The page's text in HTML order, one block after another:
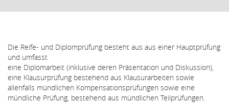
Die Reife- und Diplomprüfung besteht aus aus einer Hauptprüfung
und umfasst
eine Diplomarbeit (inklusive deren Präsentation und Diskussion),
eine Klausurprüfung bestehend aus Klausurarbeiten sowie
allenfalls mündlichen Kompensationsprüfungen sowie eine
mündliche Prüfung, bestehend aus mündlichen Teilprüfungen.